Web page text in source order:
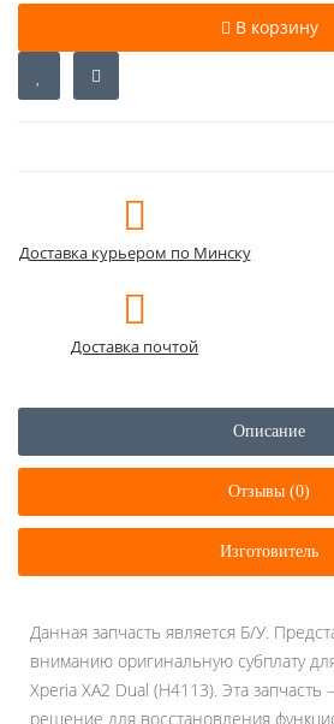
В корзину
Доставка курьером по Минску
Доставка почтой
Описание
Отзывы (0)
Изготовитель
Данная запчасть является Б/У.
вниманию оригинальную субплату
Xperia XA2 Dual (H4113). Эта
решение для восстановления